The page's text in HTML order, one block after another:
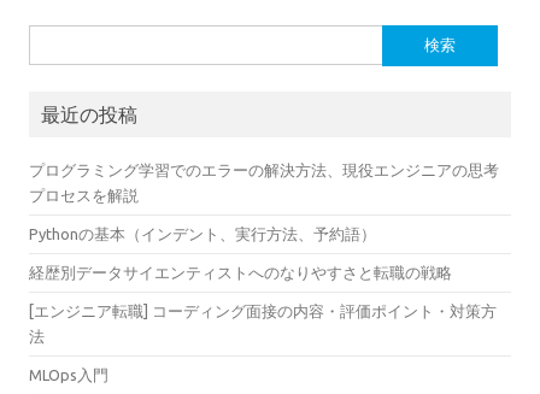
最近の投稿
プログラミング学習でのエラーの解決方法、現役エンジニアの思考
プロセスを解説
Pythonの基本（インデント、実行方法、予約語）
経歴別データサイエンティストへのなりやすさと転職の戦略
[エンジニア転職] コーディング面接の内容・評価ポイント・対策方
法
MLOps入門